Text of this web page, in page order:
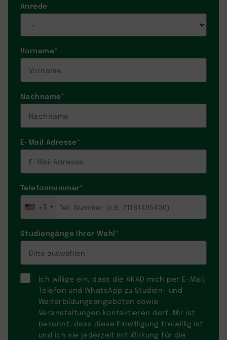
Anrede
Vorname*
Nachname*
E-Mail Adresse*
Telefonnummer*
+1
Studiengänge Ihrer Wahl*
Ich willige ein, dass die AKAD mich per E-Mail,
Telefon und WhatsApp zu Studien- und
Weiterbildungsangeboten sowie
Veranstaltungen kontaktieren darf. Mir ist
bekannt, dass diese Einwilligung freiwillig ist
und ich sie jederzeit mit Wirkung für die